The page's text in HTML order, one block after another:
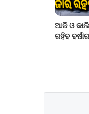
ଆଜି ଓ କାଲି
ରହିବ